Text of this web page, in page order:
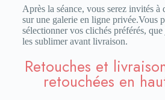
Après la séance, vous serez invités
sur une galerie en ligne privée.Vous
sélectionner vos clichés préférés,
les sublimer avant livraison.
Retouches et
retouchées en